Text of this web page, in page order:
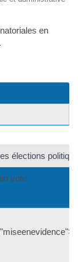
en
élections
vote